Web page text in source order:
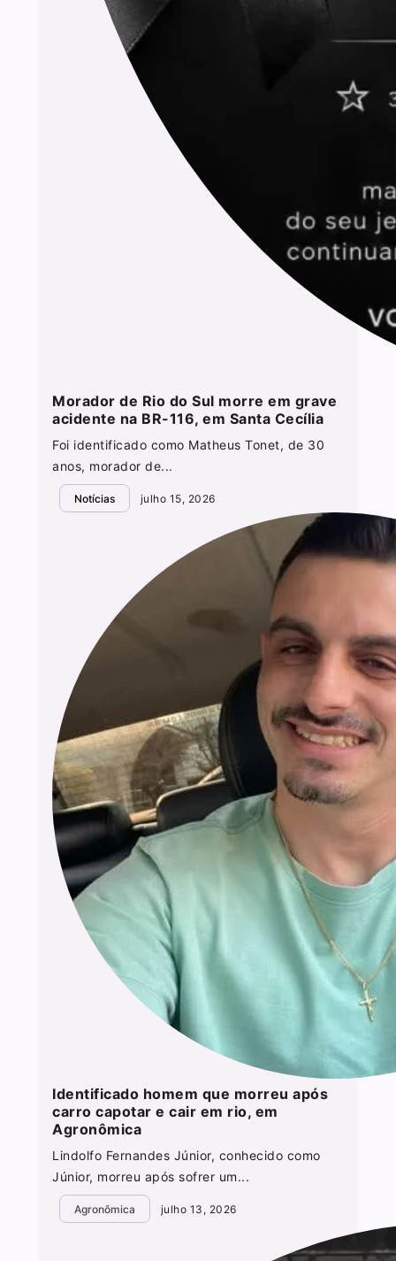
Morador de Rio do Sul morre em grave
acidente na BR-116, em Santa Cecília
Foi identificado como Matheus Tonet, de 30
anos, morador de...
Notícias julho 15, 2026
Identificado homem que morreu após
carro capotar e cair em rio, em
Agronômica
Lindolfo Fernandes Júnior, conhecido como
Júnior, morreu após sofrer um...
Agronômica julho 13, 2026